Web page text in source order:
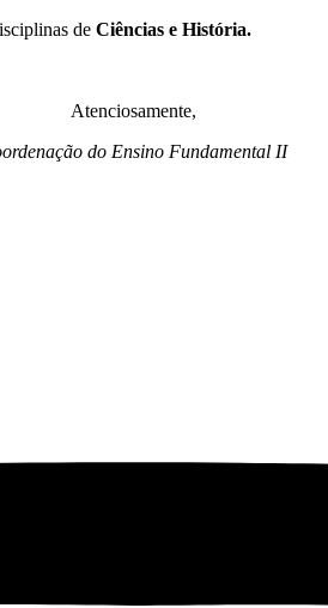
de Ciências e História.
Atenciosamente,
do Ensino Fundamental II